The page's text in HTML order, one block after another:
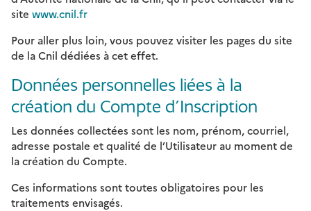
site www.cnil.fr
Pour aller plus loin, vous pouvez visiter les pages du site
de la Cnil dédiées à cet effet.
Données personnelles liées à la
création du Compte d’Inscription
Les données collectées sont les nom, prénom, courriel,
adresse postale et qualité de l’Utilisateur au moment de
la création du Compte.
Ces informations sont toutes obligatoires pour les
traitements envisagés.